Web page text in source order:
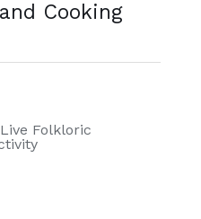
Cooking
Live Folkloric